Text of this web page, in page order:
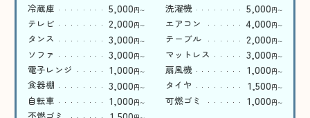
冷蔵庫 5,000円〜 洗濯機 5,000円〜
テレビ 2,000円〜 エアコン 4,000円〜
タンス 3,000円〜 テーブル 2,000円〜
ソファ 3,000円〜 マットレス 3,000円〜
電子レンジ 1,000円〜 扇風機 1,000円〜
食器棚 3,000円〜 タイヤ 1,500円〜
自転車 1,000円〜 可燃ゴミ 1,000円〜